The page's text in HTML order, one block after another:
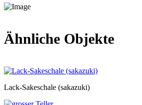
Ähnliche Objekte
Lack-Sakeschale (sakazuki)